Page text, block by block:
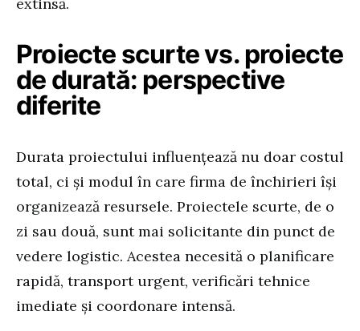
Proiecte scurte vs. proiecte
de durată: perspective
diferite
Durata proiectului influențează nu doar costul
total, ci și modul în care firma de închirieri își
organizează resursele. Proiectele scurte, de o
zi sau două, sunt mai solicitante din punct de
vedere logistic. Acestea necesită o planificare
rapidă, transport urgent, verificări tehnice
imediate și coordonare intensă.